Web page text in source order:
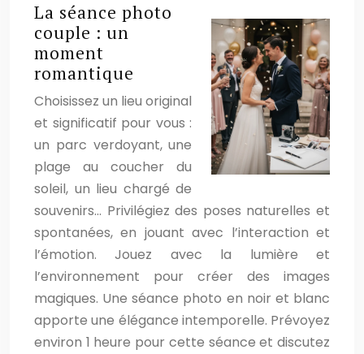
La séance photo
couple : un
moment
romantique
Choisissez un lieu original
et significatif pour vous :
un parc verdoyant, une
plage au coucher du
soleil, un lieu chargé de
souvenirs… Privilégiez des poses naturelles et
spontanées, en jouant avec l’interaction et
l’émotion. Jouez avec la lumière et
l’environnement pour créer des images
magiques. Une séance photo en noir et blanc
apporte une élégance intemporelle. Prévoyez
environ 1 heure pour cette séance et discutez